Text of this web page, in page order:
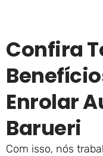
Confira
Enrolar
Barueri
Com isso, nós